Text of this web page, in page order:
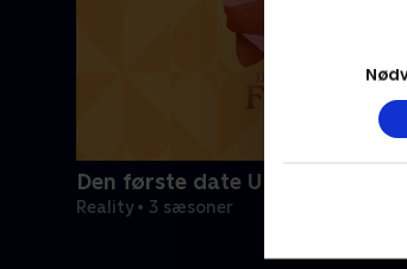
Den første date UK
Reality • 3 sæsoner